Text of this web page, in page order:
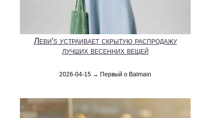
Леви's устраивает скрытую распродажу
лучших весенних вещей
2026-04-15 → Первый о Balmain